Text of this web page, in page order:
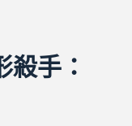
殺手：